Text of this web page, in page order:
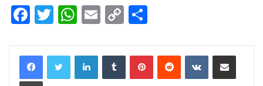
F
a
c
e
T
w
itt
er
W
h
a
ts
E
m
ai
C
o
p ar
LinkedInTumblrPinterestReddit VKontakteShare via Email
Print